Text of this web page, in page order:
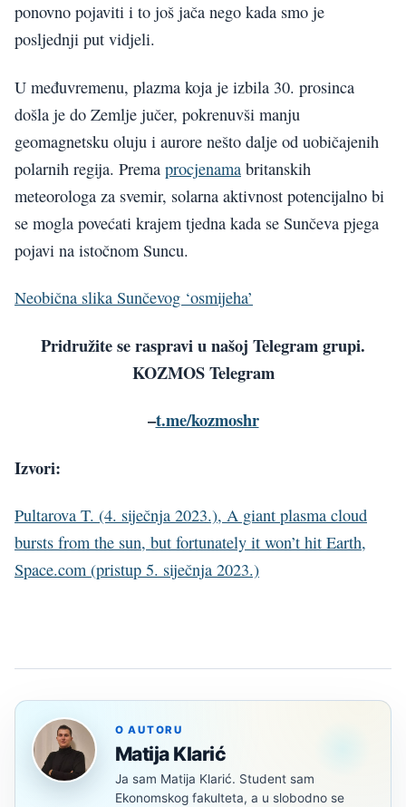
ponovno pojaviti i to još jača nego kada smo je
posljednji put vidjeli.
U međuvremenu, plazma koja je izbila 30. prosinca
došla je do Zemlje jučer, pokrenuvši manju
geomagnetsku oluju i aurore nešto dalje od uobičajenih
polarnih regija. Prema procjenama britanskih
meteorologa za svemir, solarna aktivnost potencijalno bi
se mogla povećati krajem tjedna kada se Sunčeva pjega
pojavi na istočnom Suncu.
Neobična slika Sunčevog ‘osmijeha’
Pridružite se raspravi u našoj Telegram grupi.
KOZMOS Telegram
–t.me/kozmoshr
Izvori:
Pultarova T. (4. siječnja 2023.), A giant plasma cloud
bursts from the sun, but fortunately it won’t hit Earth,
Space.com (pristup 5. siječnja 2023.)
O AUTORU
Matija Klarić
Ja sam Matija Klarić. Student sam
Ekonomskog fakulteta, a u slobodno se